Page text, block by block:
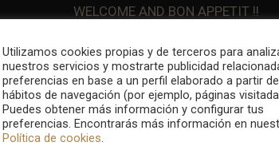
WELCOME AND BON APPETIT !!
Utilizamos cookies propias y de terceros para
nuestros servicios y mostrarte publicidad
preferencias en base a un perfil elaborado a partir
hábitos de navegación (por ejemplo, páginas
Puedes obtener más información y configurar tus
preferencias. Encontrarás más información en
Política de cookies.